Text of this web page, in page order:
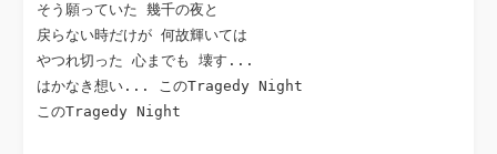
そう願っていた 幾千の夜と
戻らない時だけが 何故輝いては
やつれ切った 心までも 壊す...
はかなき想い... このTragedy Night
このTragedy Night